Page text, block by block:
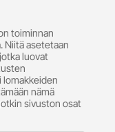
toiminnan
Niitä asetetaan
luovat
lomakkeiden
nämä
sivuston osat